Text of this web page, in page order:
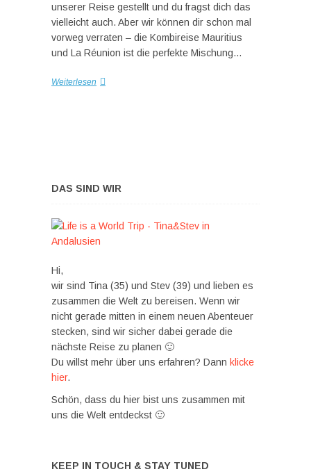
unserer Reise gestellt und du fragst dich das
vielleicht auch. Aber wir können dir schon mal
vorweg verraten – die Kombireise Mauritius
und La Réunion ist die perfekte Mischung…
Weiterlesen
DAS SIND WIR
Hi,
wir sind Tina (35) und Stev (39) und lieben es
zusammen die Welt zu bereisen. Wenn wir
nicht gerade mitten in einem neuen Abenteuer
stecken, sind wir sicher dabei gerade die
nächste Reise zu planen 🙂
Du willst mehr über uns erfahren? Dann klicke
hier.
Schön, dass du hier bist uns zusammen mit
uns die Welt entdeckst 🙂
KEEP IN TOUCH & STAY TUNED